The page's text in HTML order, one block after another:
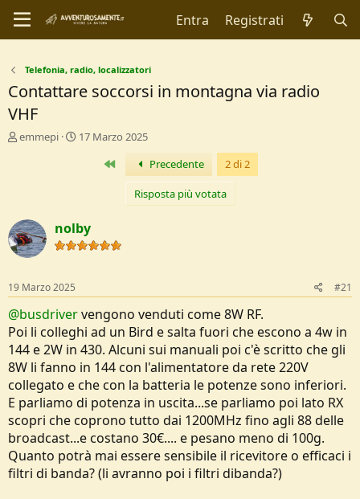
Entra Registrati
Telefonia, radio, localizzatori
Contattare soccorsi in montagna via radio
VHF
C
r
e
D
s
c
u
s
s
i
o
n
emmepi
D
I
n
i
o
17 Marzo 2025
Primo Precedente 2 di 2
Risposta più votata
nolby
19 Marzo 2025 #21
@busdrivervengono venduti come 8W RF.
Poi li colleghi ad un Bird e salta fuori che escono a 4w in
144 e 2W in 430. Alcuni sui manuali poi c'è scritto che gli
8W li fanno in 144 con l'alimentatore da rete 220V
collegato e che con la batteria le potenze sono inferiori.
E parliamo di potenza in uscita...se parliamo poi lato RX
scopri che coprono tutto dai 1200MHz fino agli 88 delle
broadcast...e costano 30€.... e pesano meno di 100g.
Quanto potrà mai essere sensibile il ricevitore o efficaci i
filtri di banda? (li avranno poi i filtri dibanda?)